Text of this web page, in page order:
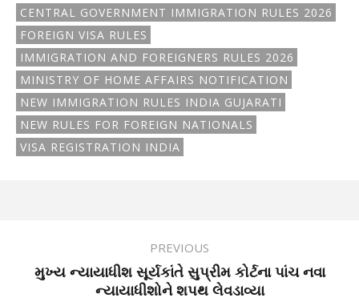
CENTRAL GOVERNMENT IMMIGRATION RULES 2026
FOREIGN VISA RULES
IMMIGRATION AND FOREIGNERS RULES 2026
MINISTRY OF HOME AFFAIRS NOTIFICATION
NEW IMMIGRATION RULES INDIA GUJARATI
NEW RULES FOR FOREIGN NATIONALS
VISA REGISTRATION INDIA
PREVIOUS
મુખ્ય ન્યાયાધીશ સૂર્યકાંતે સુપ્રીમ કોર્ટના પાંચ નવા
ન્યાયાધીશોને શપથ લેવડાવ્યા